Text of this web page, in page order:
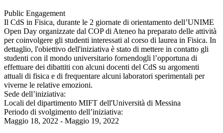
Public Engagement
Il CdS in Fisica, durante le 2 giornate di orientamento dell’UNIME
Open Day organizzate dal COP di Ateneo ha preparato delle attività
per coinvolgere gli studenti interessati al corso di laurea in Fisica. In
dettaglio, l'obiettivo dell'iniziativa è stato di mettere in contatto gli
studenti con il mondo universitario fornendogli l’opportuna di
effettuare dei dibattiti con alcuni docenti del CdS su argomenti
attuali di fisica e di frequentare alcuni laboratori sperimentali per
viverne le relative emozioni.
Sede dell’iniziativa:
Locali del dipartimento MIFT dell'Università di Messina
Periodo di svolgimento dell’iniziativa:
Maggio 18, 2022 - Maggio 19, 2022